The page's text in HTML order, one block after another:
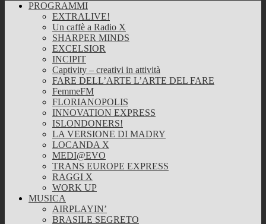
PROGRAMMI
EXTRALIVE!
Un caffè a Radio X
SHARPER MINDS
EXCELSIOR
INCIPIT
Captivity – creativi in attività
FARE DELL’ARTE L’ARTE DEL FARE
FemmeFM
FLORIANOPOLIS
INNOVATION EXPRESS
ISLONDONERS!
LA VERSIONE DI MADRY
LOCANDA X
MEDI@EVO
TRANS EUROPE EXPRESS
RAGGI X
WORK UP
MUSICA
AIRPLAYIN’
BRASILE SEGRETO